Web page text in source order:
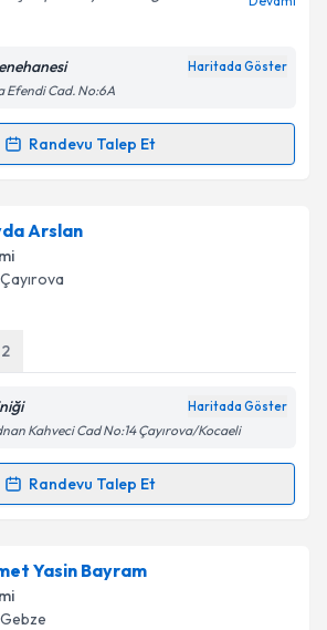
işlenmesine ilişkin
ve kişisel verilerimin belirtilen
işlenmesini kabul ediyorum.
Haritada Göster
Efendi Cad. No:6A
Randevu Talep Et
Talebi
randevu takvimi talebi oluşturun. Size
randevu almanız için bir takvim
e-posta ile bilgilendireceğiz.
işlenmesine ilişkinAydınlatma
işlenmesini kabul ediyorum.
Arslan
2
Haritada Göster
Kahveci Cad No:14 Çayırova/Kocaeli
Randevu Talep Et
Talebi
için randevu takvimi talebi
bu uzmandan randevu almanız için bir
e-posta ile bilgilendireceğiz.
Yasin Bayram